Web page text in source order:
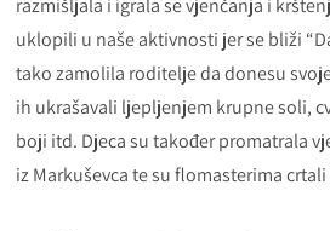
razmišljala i igrala se vjenčanja i
uklopili u naše aktivnosti jer se bliži
tako zamolila roditelje da donesu
ih ukrašavali ljepljenjem krupne soli,
boji itd. Djeca su također promatrala
iz Markuševca te su flomasterima